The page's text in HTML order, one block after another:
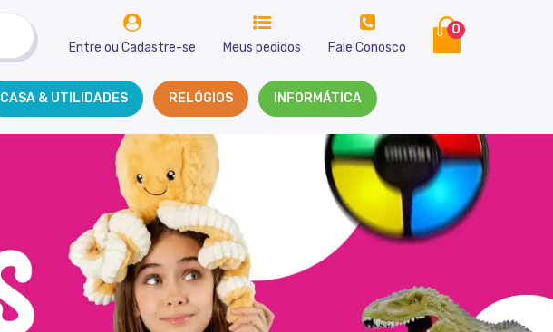
Entre ou Cadastre-se Meus pedidos Fale Conosco
0
CASA & UTILIDADES RELÓGIOS INFORMÁTICA